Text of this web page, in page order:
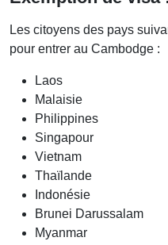
Les citoyens des pays
pour entrer au Cambodge :
Laos
Malaisie
Philippines
Singapour
Vietnam
Thaïlande
Indonésie
Brunei Darussalam
Myanmar